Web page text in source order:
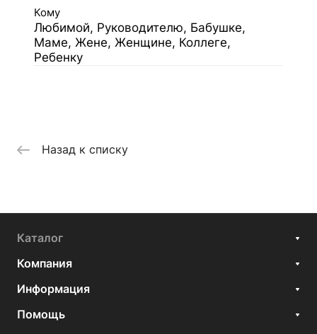
Кому
Любимой, Руководителю, Бабушке,
Маме, Жене, Женщине, Коллеге,
Ребенку
Назад к списку
Каталог
Компания
Информация
Помощь